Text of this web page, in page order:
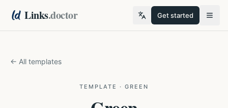
Links.doctor Get started
← All templates
TEMPLATE · GREEN